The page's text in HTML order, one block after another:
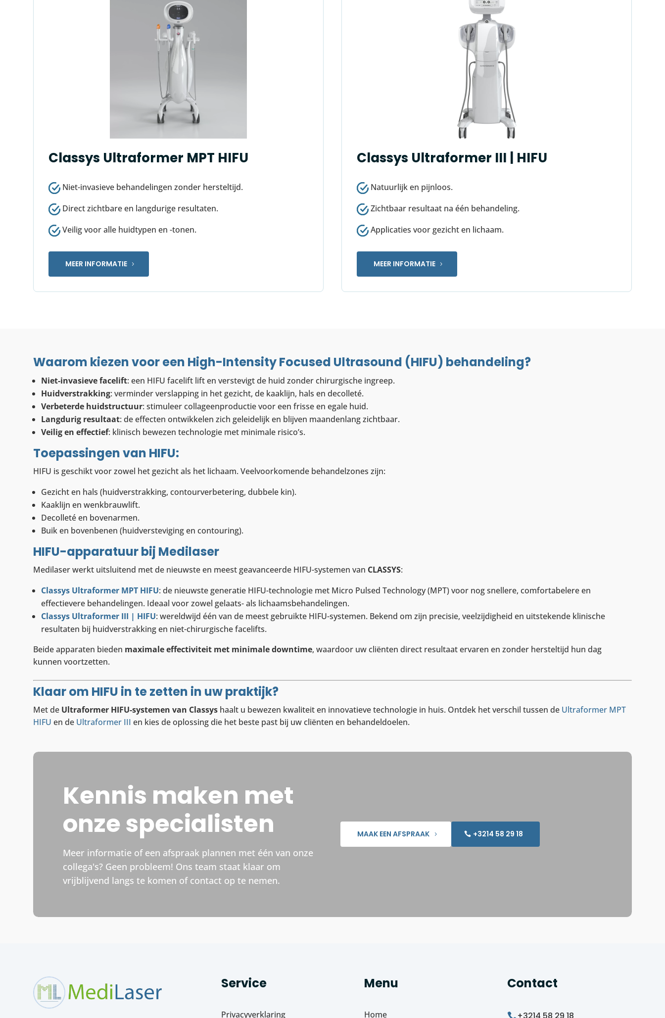
Classys Ultraformer MPT HIFU
Niet-invasieve behandelingen zonder hersteltijd.
Direct zichtbare en langdurige resultaten.
Veilig voor alle huidtypen en -tonen.
MEER INFORMATIE
Classys Ultraformer III | HIFU
Natuurlijk en pijnloos.
Zichtbaar resultaat na één behandeling.
Applicaties voor gezicht en lichaam.
MEER INFORMATIE
Waarom kiezen voor een High-Intensity Focused Ultrasound (HIFU) behandeling?
Niet-invasieve facelift: een HIFU facelift lift en verstevigt de huid zonder chirurgische ingreep.
Huidverstrakking: verminder verslapping in het gezicht, de kaaklijn, hals en decolleté.
Verbeterde huidstructuur: stimuleer collageenproductie voor een frisse en egale huid.
Langdurig resultaat: de effecten ontwikkelen zich geleidelijk en blijven maandenlang zichtbaar.
Veilig en effectief: klinisch bewezen technologie met minimale risico’s.
Toepassingen van HIFU:
HIFU is geschikt voor zowel het gezicht als het lichaam. Veelvoorkomende behandelzones zijn:
Gezicht en hals (huidverstrakking, contourverbetering, dubbele kin).
Kaaklijn en wenkbrauwlift.
Decolleté en bovenarmen.
Buik en bovenbenen (huidversteviging en contouring).
HIFU-apparatuur bij Medilaser
Medilaser werkt uitsluitend met de nieuwste en meest geavanceerde HIFU-systemen van CLASSYS:
Classys Ultraformer MPT HIFU: de nieuwste generatie HIFU-technologie met Micro Pulsed Technology (MPT) voor nog snellere, comfortabelere en
effectievere behandelingen. Ideaal voor zowel gelaats- als lichaamsbehandelingen.
Classys Ultraformer III | HIFU:wereldwijd één van de meest gebruikte HIFU-systemen. Bekend om zijn precisie, veelzijdigheid en uitstekende klinische
resultaten bij huidverstrakking en niet-chirurgische facelifts.
Beide apparaten bieden maximale effectiviteit met minimale downtime, waardoor uw cliënten direct resultaat ervaren en zonder hersteltijd hun dag
kunnen voortzetten.
Klaar om HIFU in te zetten in uw praktijk?
Met de Ultraformer HIFU-systemen van Classys haalt u bewezen kwaliteit en innovatieve technologie in huis. Ontdek het verschil tussen de Ultraformer MPT
HIFU en de Ultraformer III en kies de oplossing die het beste past bij uw cliënten en behandeldoelen.
Kennis maken met
onze specialisten
Meer informatie of een afspraak plannen met één van onze
collega's? Geen probleem! Ons team staat klaar om
vrijblijvend langs te komen of contact op te nemen.
MAAK EEN AFSPRAAK +3214 58 29 18
Service
Privacyverklaring
Menu
Home
Contact